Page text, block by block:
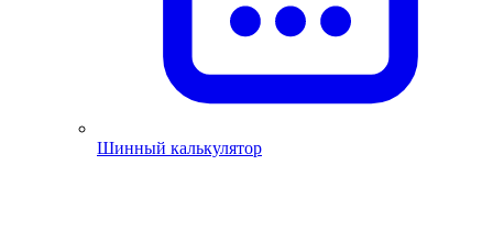
Шинный калькулятор